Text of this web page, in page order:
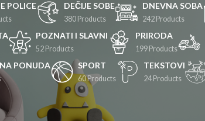
POLICE DEČIJE SOBE
380 Products
DNEVNA SOBA
242 Products
POZNATI I SLAVNI
52 Products
PRIRODA
199 Products
PONUDA SPORT
60 Products
TEKSTOVI
24 Products